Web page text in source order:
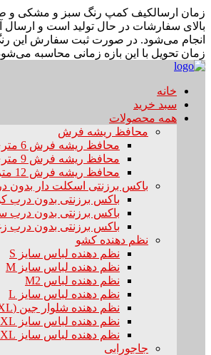
زمان ارسالکیف کمپ رنگ سبز و مشکی و
بالای سفارشات در حال تولید است و ارسال
انجام می‌شود. در صورت ثبت سفارش این
زمان تحویل با این بازه زمانی محاسبه
خانه
سبد خرید
همه محصولات
محافظ ریشه فرش
محافظ ریشه فرش 6 متری (یک جفت)
محافظ ریشه فرش 9 متری(یک جفت)
محافظ ریشه فرش 12 متری (یک جفت)
باکس برزنتی اسکلت دار بدون
باکس برزنتی بدون درب
باکس برزنتی بدون درب
باکس برزنتی بدون درب
نظم دهنده کشو
نظم دهنده لباس سایز S
نظم دهنده لباس سایز M
نظم دهنده لباس M2
نظم دهنده لباس سایز L
نظم دهنده شلوار جین (mini XL)
نظم دهنده لباس سایز XL
نظم دهنده لباس سایز XXL
جاجورابی